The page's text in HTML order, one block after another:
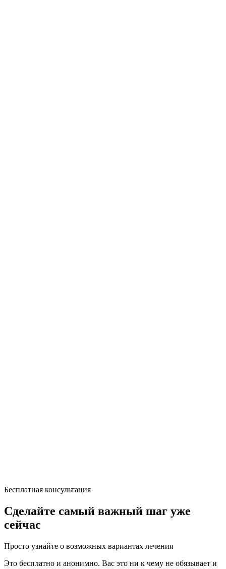
Бесплатная консультация
Сделайте самый важный шаг уже
сейчас
Просто узнайте о возможных вариантах лечения
Это бесплатно и анонимно. Вас это ни к чему не обязывает и